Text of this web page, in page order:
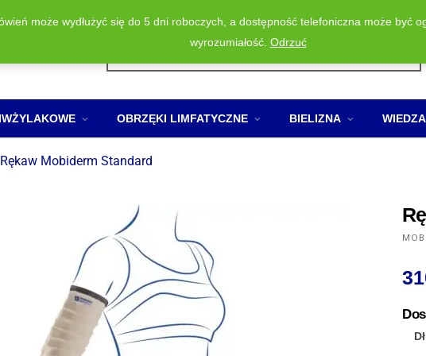
Wyszukiwarka
OBRZĘKI LIMFATYCZNE BIELIZNA WIEDZA
Rękaw Mobiderm Standard
może wydłużyć się do 5 dni roboczych, a dostępność telefoniczna może być
wyrozumiałość. Odrzuć